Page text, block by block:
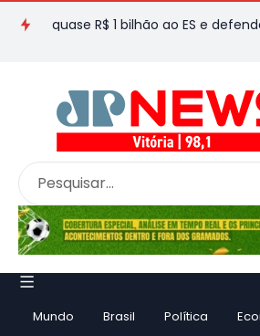
R$ 1 bilhão ao ES e defende
Mundo Brasil Política